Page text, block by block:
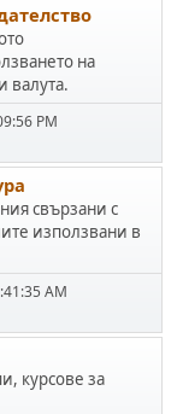
на
валута.
PM
свързани с
използвани в
AM
курсове за